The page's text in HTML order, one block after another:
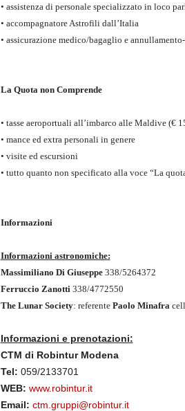
• assistenza di personale specializzato in loco
• accompagnatore Astrofili dall’Italia
• assicurazione medico/bagaglio e
La Quota non Comprende
• tasse aeroportuali all’imbarco alle Maldive (€
• mance ed extra personali in genere
• visite ed escursioni
• tutto quanto non specificato alla voce “La
Informazioni
Informazioni astronomiche:
Massimiliano Di Giuseppe338/5264372
Ferruccio Zanotti 338/4772550
The Lunar Society: referente Paolo Minafra
Informazioni e prenotazioni:
CTM di Robintur Modena
Tel: 059/2133701
WEB: www.robintur.it
Email: ctm.gruppi@robintur.it